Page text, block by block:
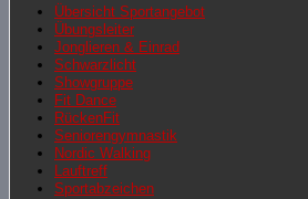
Übersicht Sportangebot
Übungsleiter
Jonglieren & Einrad
Schwarzlicht
Showgruppe
Fit Dance
RückenFit
Seniorengymnastik
Nordic Walking
Lauftreff
Sportabzeichen